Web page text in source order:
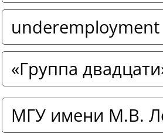
underemployment
«Группа
МГУ имени М.В.